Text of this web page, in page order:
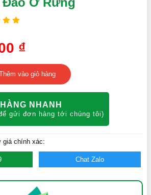
₫
vào giỏ hàng
NHANH
gửi đơn hàng tới chúng tôi)
giá chính xác:
Chat Zalo